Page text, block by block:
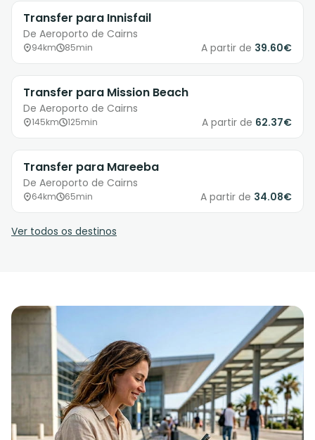
Transfer para Innisfail
De Aeroporto de Cairns
94km 85min A partir de 39.60€
Transfer para Mission Beach
De Aeroporto de Cairns
145km 125min A partir de 62.37€
Transfer para Mareeba
De Aeroporto de Cairns
64km 65min A partir de 34.08€
Ver todos os destinos